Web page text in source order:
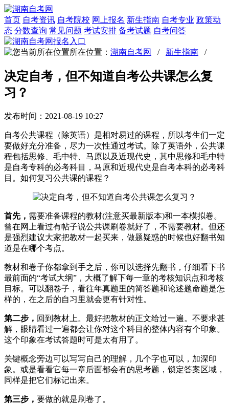
首页 自考资讯 自考院校 网上报名 新生指南 自考专业 政策动
态 分数查询 常见问题 考试安排 备考试题 自考问答
所在位置： 湖南自考网 / 新生指南 /
决定自考，但不知道自考公共课怎么复
习？
发布时间：2021-08-19 10:27
自考公共课程（除英语）是相对易过的课程，所以考生们一定
要做好充分准备，尽力一次性通过考试。除了英语外，公共课
程包括思修、毛中特、马原以及近现代史，其中思修和毛中特
是自考专科的必考科目，马原和近现代史是自考本科的必考科
目。如何复习公共课的课程？
首先， 需要准备课程的教材(注意买最新版本)和一本模拟卷。
曾在网上看过有帖子说公共课刷卷就好了，不需要教材。但还
是强烈建议大家把教材一起买来，做题疑惑的时候也好翻书知
道是在哪个考点。
教材和卷子你都拿到手之后，你可以选择先翻书，仔细看下书
最前面的“考试大纲”，大概了解下每一章的考核知识点和考核
目标。可以翻卷子，看往年真题里的简答题和论述题命题是怎
样的，在之后的自习里就会更有针对性。
第二步， 回到教材上。最好把教材的正文给过一遍。不要求甚
解，眼睛看过一遍都会让你对这个科目的整体内容有个印象。
这个印象在考试答题时可是太有用了。
关键概念旁边可以写写自己的理解，几个字也可以，加深印
象。或是看看它每一章后面都会有的思考题，锁定答案区域，
同样是把它们标记出来。
第三步， 要做的就是刷卷了。